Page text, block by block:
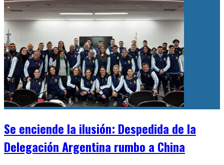
Se enciende la ilusión: Despedida de la
Delegación Argentina rumbo a China